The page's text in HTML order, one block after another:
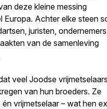
deze kleine messing
Achter elke steen
juristen,
van de samenleving
veel Joodse vrijmetselaars
van hun broeders. Ze
vrijmetselaar – wat hen